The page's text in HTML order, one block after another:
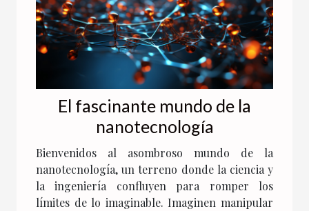
El fascinante mundo de la
nanotecnología
Bienvenidos al asombroso mundo de la
nanotecnología, un terreno donde la ciencia y
la ingeniería confluyen para romper los
límites de lo imaginable. Imaginen manipular